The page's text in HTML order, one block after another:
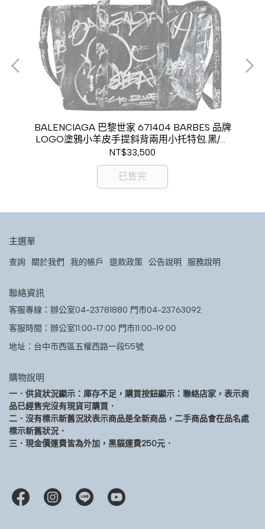
BALENCIAGA 巴黎世家 671404 BARBES 品牌
LOGO塗鴉小羊皮手提斜背兩用小托特包.黑/白
現金價$29,800
NT$33,500
已售完
主選單
查詢 關於我們 我的帳戶 退款政策 公告說明 服務說明
聯絡資訊
客服專線：辦公室04-23781880 門市04-23763092
客服時間：辦公室11:00-17:00 門市11:00-19:00
地址：台中市西區五權西路一段55號
購物說明
一．供貨狀況顯示：庫存不足，購買按鈕顯示：聯絡店家，表示商
品已經售完沒有現貨可購買．
二．沒有標示新舊況狀表示商品是全新商品，二手商品會在品名處
標示新舊狀況．
三．現金價運費皆為外加，黑貓運費250元．